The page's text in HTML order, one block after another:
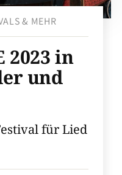
& MEHR
2023 in
und
für Lied